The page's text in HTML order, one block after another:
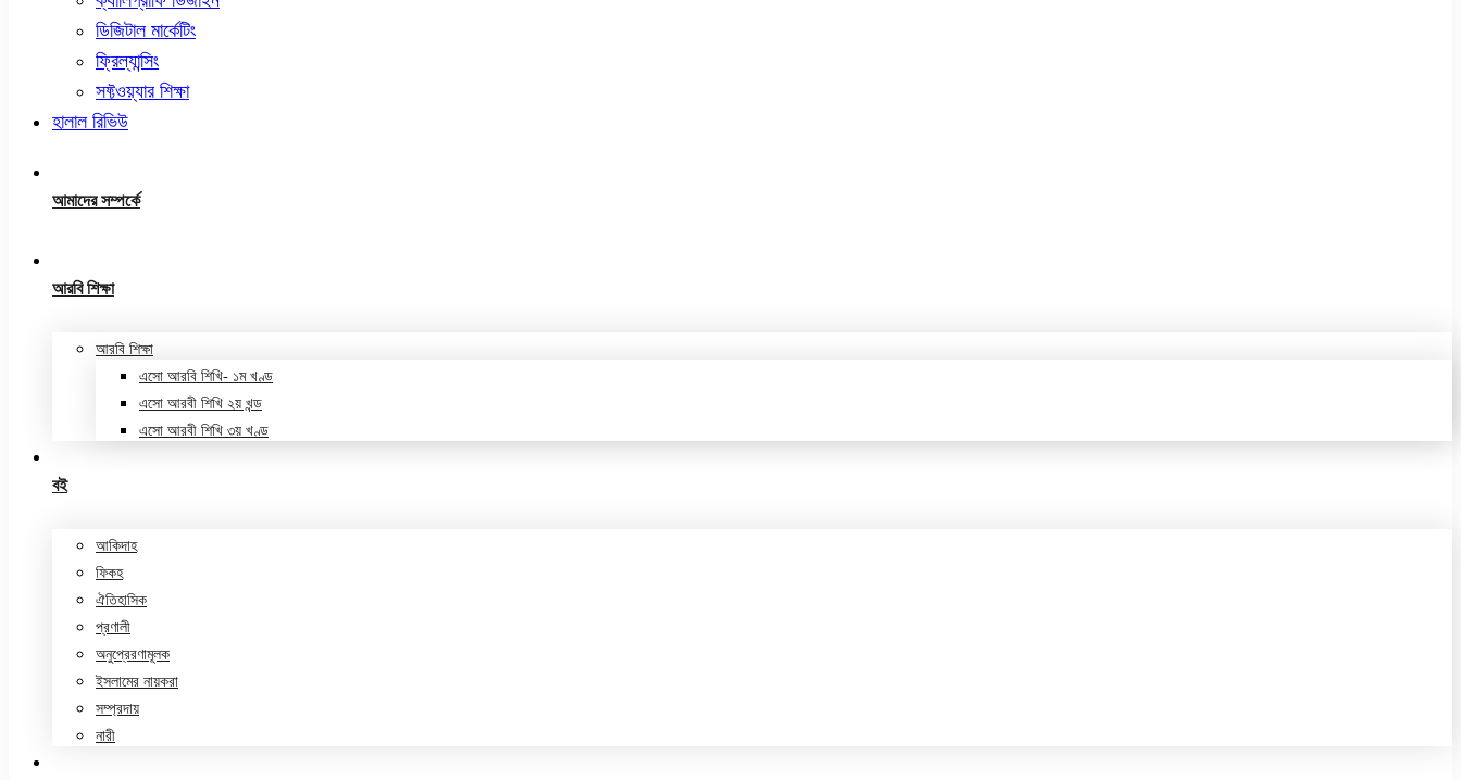
ডিজিটাল মার্কেটিং
ফ্রিল্যান্সিং
সফ্টওয়্যার শিক্ষা
হালাল রিভিউ
আমাদের সম্পর্কে
আরবি শিক্ষা
আরবি শিক্ষা
এসো আরবি শিখি- ১ম খণ্ড
এসো আরবী শিখি ২য় খন্ড
এসো আরবী শিখি ৩য় খণ্ড
বই
আকিদাহ
ফিকহ
ঐতিহাসিক
প্রণালী
অনুপ্রেরণামূলক
ইসলামের নায়করা
সম্প্রদায়
নারী